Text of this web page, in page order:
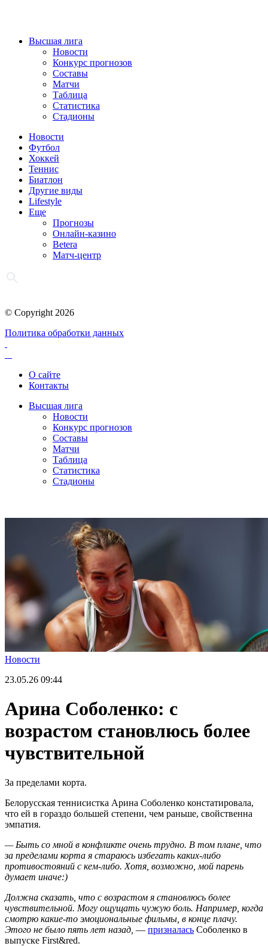
Высшая лига
Новости
Конкурс прогнозов
Составы
Матчи
Таблица
Статистика
Стадионы
Новости
Футбол
Хоккей
Теннис
Биатлон
Другие виды
Lifestyle
Еще
Прогнозы
Онлайн-казино
Betera
Матч-центр
© Copyright 2026
Политика обработки данных
О сайте
Контакты
Высшая лига
Новости
Конкурс прогнозов
Составы
Матчи
Таблица
Статистика
Стадионы
Новости
23.05.26 09:44
Арина Соболенко: с
возрастом становлюсь более
чувствительной
За пределами корта.
Белорусская теннисистка Арина Соболенко констатировала,
что ей в гораздо большей степени, чем раньше, свойственна
эмпатия.
— Быть со мной в конфликте очень трудно. В том плане, что
за пределами корта я стараюсь избегать каких-либо
противостояний с кем-либо. Хотя, возможно, мой парень
думает иначе:)
Должна сказать, что с возрастом я становлюсь более
чувствительной. Могу ощущать чужую боль. Например, когда
смотрю какие-то эмоциональные фильмы, в конце плачу.
Этого не было пять лет назад, — призналась Соболенко в
выпуске First&red.